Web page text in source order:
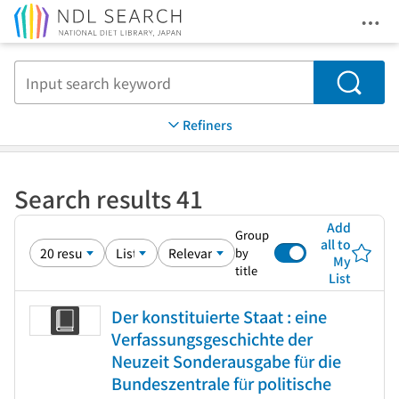
Search
Refiners
Search results 41
Group
by
title
Add
all to
My
List
Der konstituierte Staat : eine
Verfassungsgeschichte der
Neuzeit Sonderausgabe für die
Bundeszentrale für politische